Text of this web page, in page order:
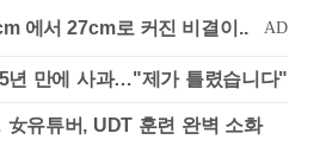
년 만에 사과…"제가 틀렸습니다"
유튜버, UDT 훈련 완벽 소화